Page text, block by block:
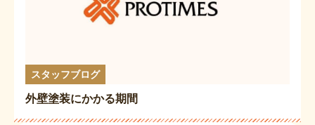
スタッフブログ
外壁塗装にかかる期間